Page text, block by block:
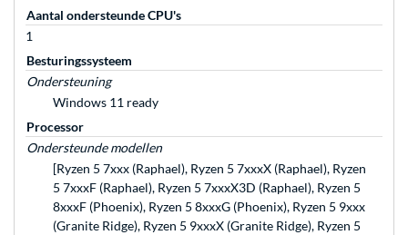
Aantal ondersteunde CPU's
1
Besturingssysteem
Ondersteuning
Windows 11 ready
Processor
Ondersteunde modellen
[Ryzen 5 7xxx (Raphael), Ryzen 5 7xxxX (Raphael), Ryzen
5 7xxxF (Raphael), Ryzen 5 7xxxX3D (Raphael), Ryzen 5
8xxxF (Phoenix), Ryzen 5 8xxxG (Phoenix), Ryzen 5 9xxx
(Granite Ridge), Ryzen 5 9xxxX (Granite Ridge), Ryzen 5